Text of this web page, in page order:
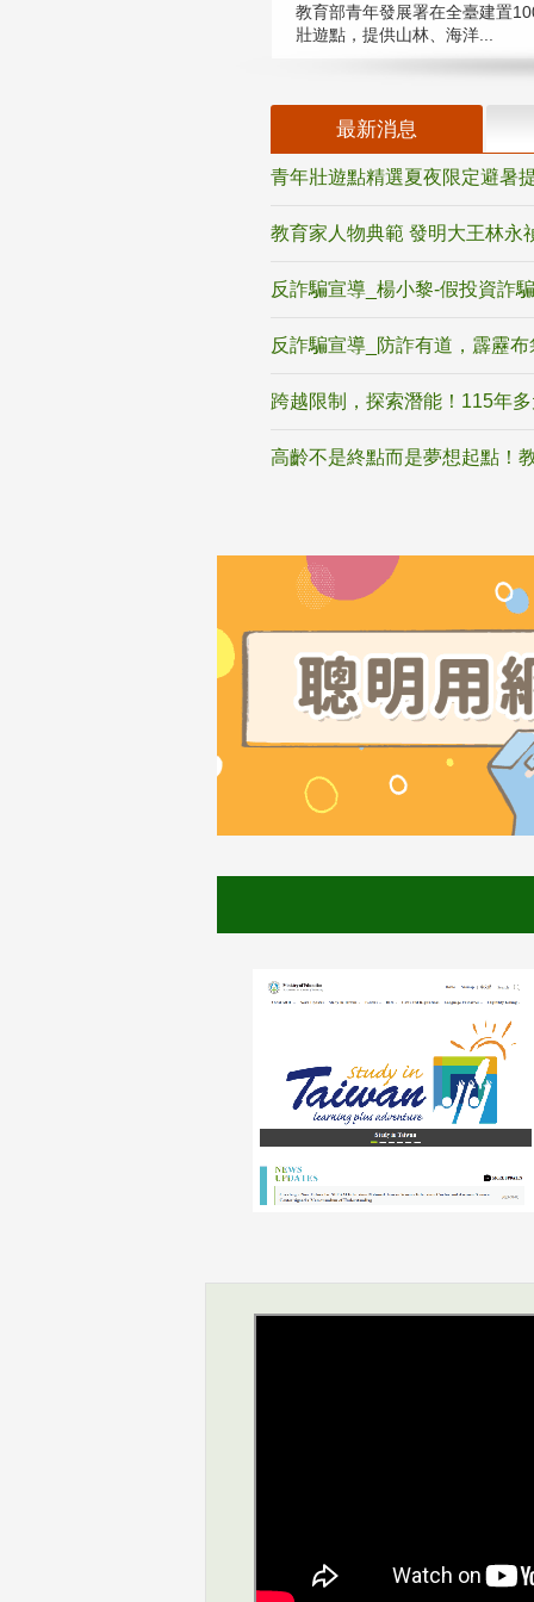
教育部青年發展署在全臺建置
壯遊點，提供山林、海洋...
最新消息
青年壯遊點精選夏夜限定避暑
教育家人物典範 發明大王林永
反詐騙宣導_楊小黎-假投資詐騙
反詐騙宣導_防詐有道，霹靂
跨越限制，探索潛能！115年
高齡不是終點而是夢想起點！